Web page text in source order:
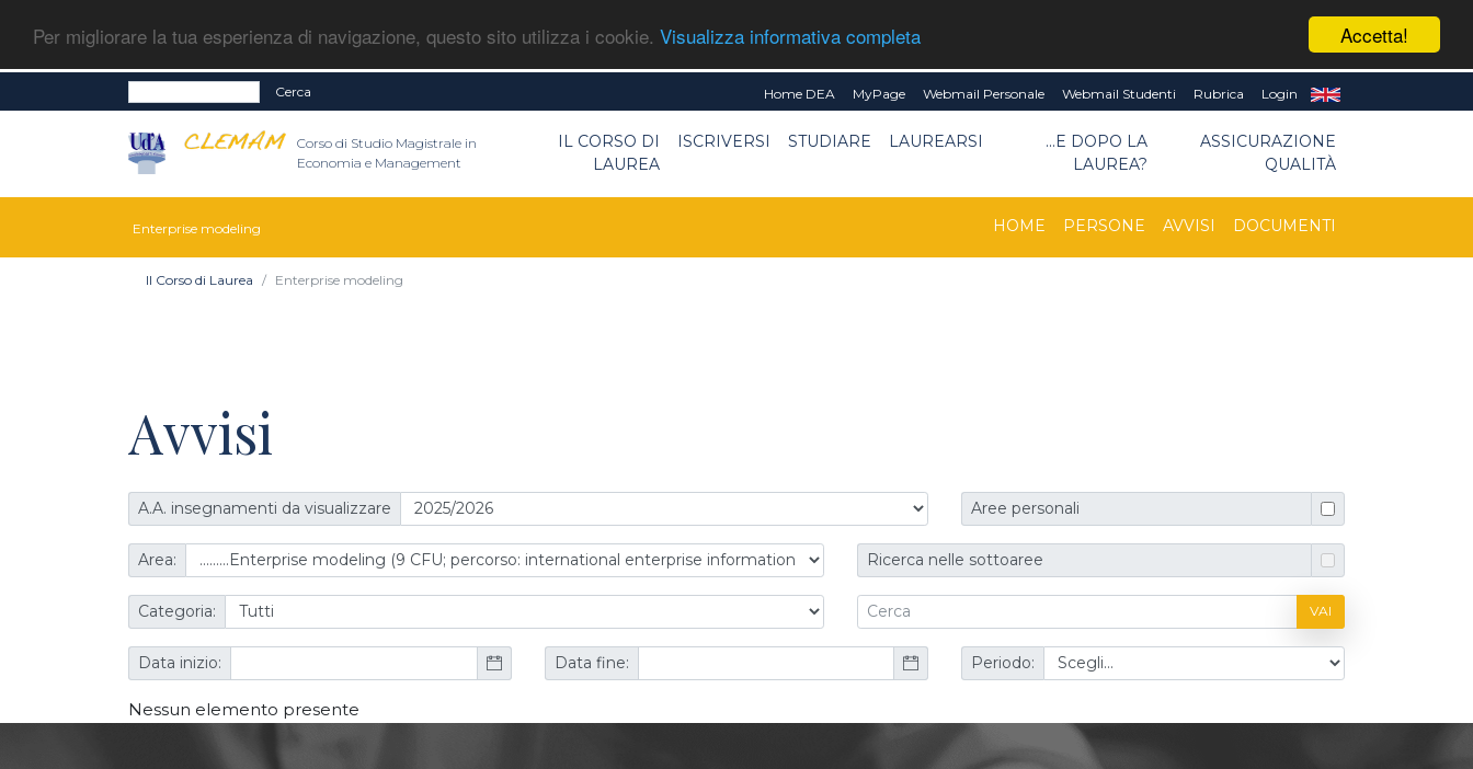
Accetta!
Per migliorare la tua esperienza di navigazione, questo sito utilizza i cookie. Visualizza informativa completa
Cerca Home DEA MyPage Webmail Personale Webmail Studenti Rubrica Login
Corso di Studio Magistrale in
Economia e Management
IL CORSO DI
LAUREA
ISCRIVERSI STUDIARE LAUREARSI
...E DOPO LA
LAUREA?
ASSICURAZIONE
QUALITÀ
Enterprise modeling HOME PERSONE AVVISI DOCUMENTI
Il Corso di Laurea Enterprise modeling
Avvisi
A.A. insegnamenti da visualizzare Aree personali
Area: Ricerca nelle sottoaree
Categoria: VAI
Data inizio: Data fine: Periodo:
Nessun elemento presente